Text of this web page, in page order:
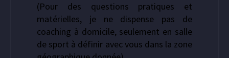
(Pour des questions pratiques et
matérielles, je ne dispense pas de
coaching à domicile, seulement en salle
de sport à définir avec vous dans la zone